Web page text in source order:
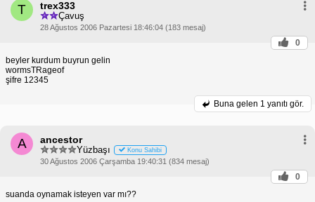
T trex333
Çavuş
28 Ağustos 2006 Pazartesi 18:46:04 (183 mesaj)
0
beyler kurdum buyrun gelin
wormsTRageof
şifre 12345
Buna gelen 1 yanıtı gör.
A ancestor
Yüzbaşı Konu Sahibi
30 Ağustos 2006 Çarşamba 19:40:31 (834 mesaj)
0
suanda oynamak isteyen var mı??